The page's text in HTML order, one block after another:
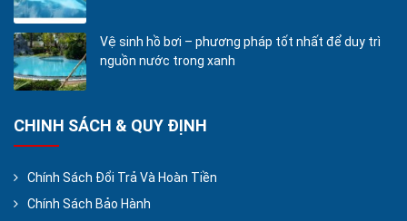
Vệ sinh hồ bơi – phương pháp tốt nhất để duy trì
nguồn nước trong xanh
CHINH SÁCH & QUY ĐỊNH
Chính Sách Đổi Trả Và Hoàn Tiền
Chính Sách Bảo Hành